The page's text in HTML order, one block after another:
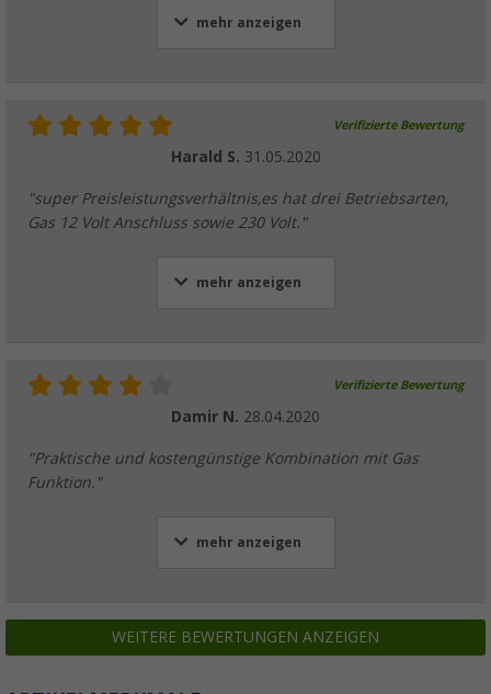
mehr anzeigen
Verifizierte Bewertung
Harald S. 31.05.2020
"super Preisleistungsverhältnis,es hat drei Betriebsarten,
Gas 12 Volt Anschluss sowie 230 Volt."
mehr anzeigen
Verifizierte Bewertung
Damir N. 28.04.2020
"Praktische und kostengünstige Kombination mit Gas
Funktion."
mehr anzeigen
WEITERE BEWERTUNGEN ANZEIGEN